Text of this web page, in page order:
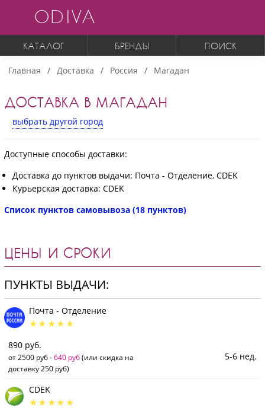
ODIVA
КАТАЛОГ БРЕНДЫ ПОИСК
Главная Доставка Россия Магадан
ДОСТАВКА В МАГАДАН
выбрать другой город
Доступные способы доставки:
Доставка до пунктов выдачи: Почта - Отделение, CDEK
Курьерская доставка: CDEK
Список пунктов самовывоза (18 пунктов)
ЦЕНЫ И СРОКИ
ПУНКТЫ ВЫДАЧИ:
Почта - Отделение
890 руб.
от 2500 руб -640 руб(или скидка на
доставку 250 руб)
5-6 нед.
CDEK